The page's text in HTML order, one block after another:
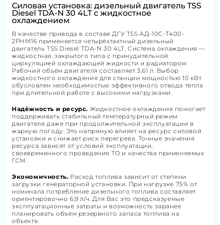
Силовая установка: дизельный двигатель TSS
Diesel TDA-N 30 4LT с жидкостное
охлаждением
В качестве привода в составе ДГУ TSS АД-10С-Т400-
2РНМ16 применяется четырёхтактный дизельный
двигатель TSS Diesel TDA-N 30 4LT. Система охлаждения —
жидкостная, закрытого типа с принудительной
циркуляцией охлаждающей жидкости и радиатором.
Рабочий объём двигателя составляет 3,61 л. Выбор
жидкостного охлаждения для станции мощностью 10 кВт
обусловлен необходимостью эффективного отвода тепла
при длительной работе с высокими нагрузками.
Надёжность и ресурс. Жидкостное охлаждение помогает
поддерживать стабильный температурный режим
двигателя даже при продолжительной эксплуатации в
жаркую погоду. Это напрямую влияет на ресурс силовой
установки и снижает риск перегрева. Точные значения
ресурса зависят от условий эксплуатации,
своевременного проведения ТО и качества применяемых
ГСМ.
Экономичность. Расход топлива зависит от степени
загрузки генераторной установки. При нагрузке 75% от
номинала потребление дизельного топлива составляет
ориентировочно 6,9 л/ч. Для Вас это предсказуемые
эксплуатационные затраты и возможность заранее
планировать объём резервного запаса топлива на
объекте.